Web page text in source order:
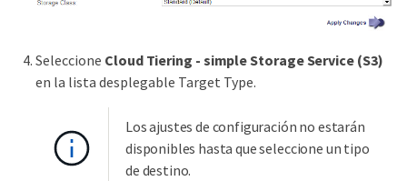
Seleccione Cloud Tiering - simple Storage Service (S3)
en la lista desplegable Target Type.
Los ajustes de configuración no estarán
disponibles hasta que seleccione un tipo
de destino.